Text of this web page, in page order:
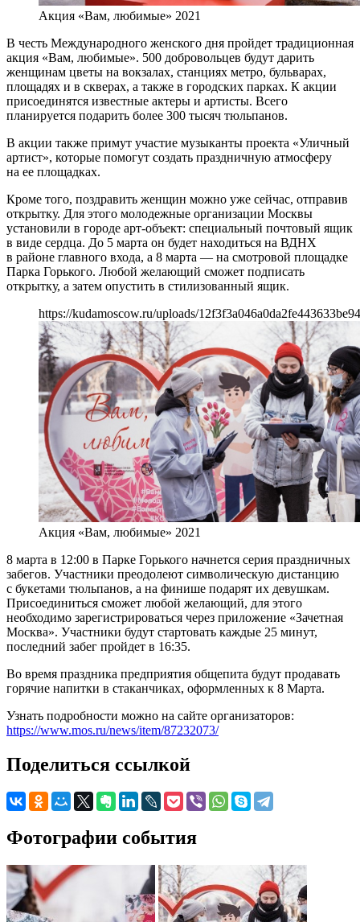
Акция «Вам, любимые» 2021
В честь Международного женского дня пройдет традиционная
акция «Вам, любимые». 500 добровольцев будут дарить
женщинам цветы на вокзалах, станциях метро, бульварах,
площадях и в скверах, а также в городских парках. К акции
присоединятся известные актеры и артисты. Всего
планируется подарить более 300 тысяч тюльпанов.
В акции также примут участие музыканты проекта «Уличный
артист», которые помогут создать праздничную атмосферу
на ее площадках.
Кроме того, поздравить женщин можно уже сейчас, отправив
открытку. Для этого молодежные организации Москвы
установили в городе арт-объект: специальный почтовый ящик
в виде сердца. До 5 марта он будет находиться на ВДНХ
в районе главного входа, а 8 марта — на смотровой площадке
Парка Горького. Любой желающий сможет подписать
открытку, а затем опустить в стилизованный ящик.
https://kudamoscow.ru/uploads/
Акция «Вам, любимые» 2021
8 марта в 12:00 в Парке Горького начнется серия праздничных
забегов. Участники преодолеют символическую дистанцию
с букетами тюльпанов, а на финише подарят их девушкам.
Присоединиться сможет любой желающий, для этого
необходимо зарегистрироваться через приложение «Зачетная
Москва». Участники будут стартовать каждые 25 минут,
последний забег пройдет в 16:35.
Во время праздника предприятия общепита будут продавать
горячие напитки в стаканчиках, оформленных к 8 Марта.
Узнать подробности можно на сайте организаторов:
https://www.mos.ru/news/item/87232073/
Поделиться ссылкой
Фотографии события